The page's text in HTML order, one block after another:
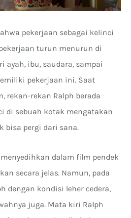
pekerjaan sebagai kelinci
turun menurun di
ayah, ibu, saudara, sampai
pekerjaan ini. Saat
rekan-rekan Ralph berada
di sebuah kotak mengatakan
bisa pergi dari sana.
dalam film pendek
secara jelas. Namun, pada
dengan kondisi leher cedera,
juga. Mata kiri Ralph